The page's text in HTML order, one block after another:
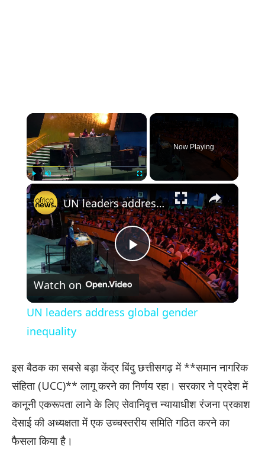
×
Now Playing
×
Play
Video
UN leaders address global gender inequality
Watch on
UN leaders address global gender
inequality
इस बैठक का सबसे बड़ा केंद्र बिंदु छत्तीसगढ़ में **समान नागरिक
संहिता (UCC)** लागू करने का निर्णय रहा। सरकार ने प्रदेश में
कानूनी एकरूपता लाने के लिए सेवानिवृत्त न्यायाधीश रंजना प्रकाश
देसाई की अध्यक्षता में एक उच्चस्तरीय समिति गठित करने का
फैसला किया है।